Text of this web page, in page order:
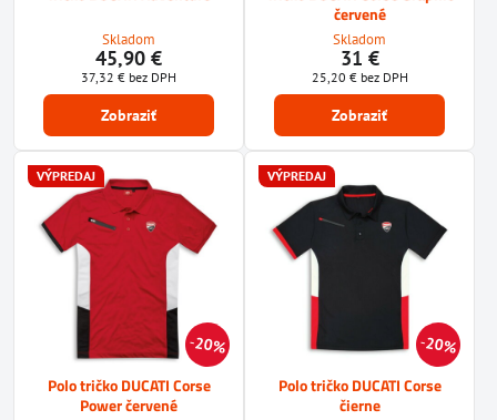
Skladom
45,90 €
37,32 € bez DPH
Zobraziť
červené
Skladom
31 €
25,20 € bez DPH
Zobraziť
20%
VÝPREDAJ
Polo tričko DUCATI Corse
Power červené
20%
VÝPREDAJ
Polo tričko DUCATI Corse
čierne